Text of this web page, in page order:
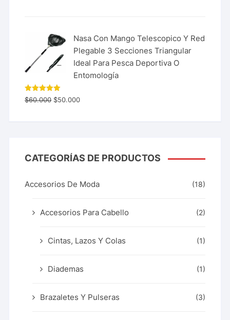
Nasa Con Mango Telescopico Y Red
Plegable 3 Secciones Triangular
Ideal Para Pesca Deportiva O
Entomología
Valorado
con 5.00
$60.000 $50.000
CATEGORÍAS DE PRODUCTOS
Accesorios De Moda (18)
Accesorios Para Cabello (2)
Cintas, Lazos Y Colas (1)
Diademas (1)
Brazaletes Y Pulseras (3)